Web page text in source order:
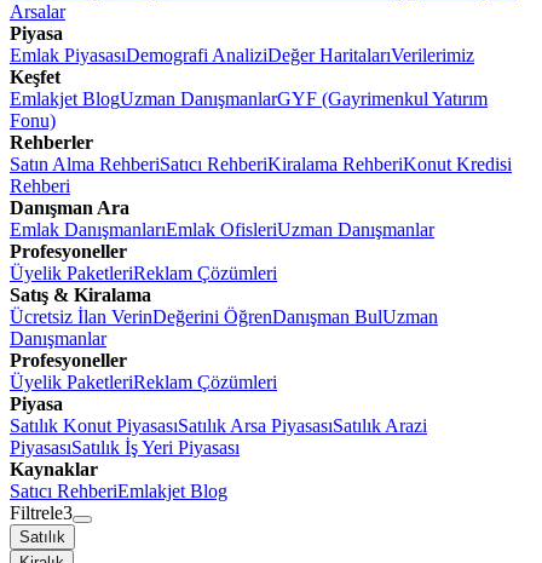
Arsalar
Piyasa
Emlak PiyasasıDemografi AnaliziDeğer HaritalarıVerilerimiz
Keşfet
Emlakjet BlogUzman DanışmanlarGYF (Gayrimenkul Yatırım
Fonu)
Rehberler
Satın Alma RehberiSatıcı RehberiKiralama RehberiKonut Kredisi
Rehberi
Danışman Ara
Emlak DanışmanlarıEmlak OfisleriUzman Danışmanlar
Profesyoneller
Üyelik PaketleriReklam Çözümleri
Satış & Kiralama
Ücretsiz İlan VerinDeğerini ÖğrenDanışman BulUzman
Danışmanlar
Profesyoneller
Üyelik PaketleriReklam Çözümleri
Piyasa
Satılık Konut PiyasasıSatılık Arsa PiyasasıSatılık Arazi
PiyasasıSatılık İş Yeri Piyasası
Kaynaklar
Satıcı RehberiEmlakjet Blog
Filtrele3
Satılık